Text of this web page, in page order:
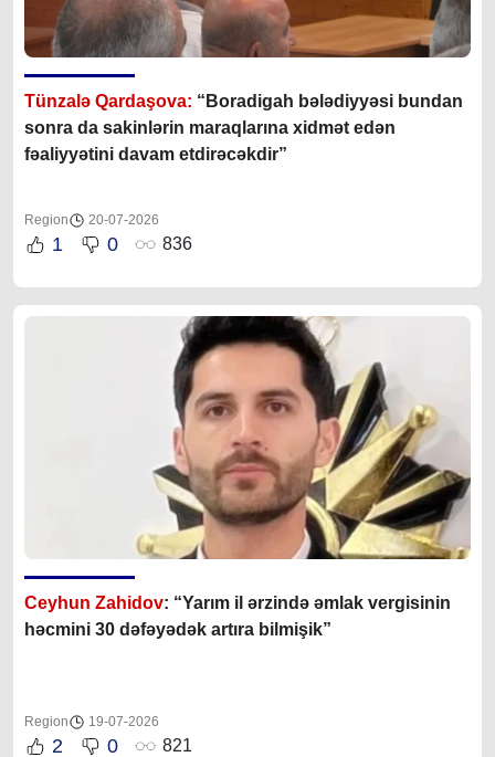
Tünzalə Qardaşova: “Boradigah bələdiyyəsi bundan
sonra da sakinlərin maraqlarına xidmət edən
fəaliyyətini davam etdirəcəkdir”
Region 20-07-2026
1 0 836
Ceyhun Zahidov: “Yarım il ərzində əmlak vergisinin
həcmini 30 dəfəyədək artıra bilmişik”
Region 19-07-2026
2 0 821